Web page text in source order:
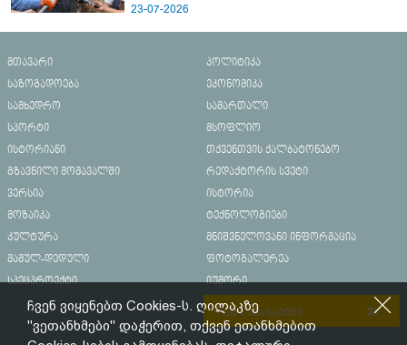
23-07-2026
მთავარი
პოლიტიკა
საზოგადოება
ეკონომიკა
სამხედრო
სამართალი
სპორტი
მსოფლიო
ისტორიანი
თქვენთვის ქალბატონებო
გზავნილი მომავალში
რედაქტორის სვეტი
ვერსია
ისტორია
მოზაიკა
ტექნოლოგიები
კულტურა
მნიშვნელოვანი ინფორმაცია
მამულ-დედული
ფოტოგალერეა
სპეცპროექტი
იუმორი
რეკლამა საიტზე
ჩვენ ვიყენებთ Cookies-ს. ღილაკზე
"ვეთანხმები" დაჭერით, თქვენ ეთანხმებით